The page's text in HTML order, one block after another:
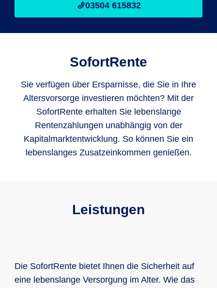
03504 615832
SofortRente
Sie verfügen über Ersparnisse, die Sie in Ihre
Altersvorsorge investieren möchten? Mit der
SofortRente erhalten Sie lebenslange
Rentenzahlungen unabhängig von der
Kapitalmarktentwicklung. So können Sie ein
lebenslanges Zusatzeinkommen genießen.
Leistungen
Die SofortRente bietet Ihnen die Sicherheit auf
eine lebenslange Versorgung im Alter. Wie das